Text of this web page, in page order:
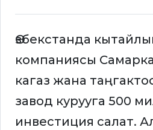
Өзбекстанда
компаниясы
кагаз жана
завод курууга 500
инвестиция салат.